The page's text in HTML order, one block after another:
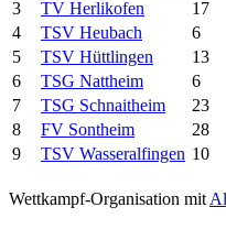
3
TV Herlikofen 17
4
TSV Heubach 6
5
TSV Hüttlingen 13
6
TSG Nattheim 6
7
TSG Schnaitheim 23
8
FV Sontheim 28
9
TSV Wasseralfingen 10
Wettkampf-Organisation mit